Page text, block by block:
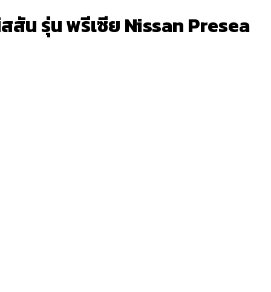
น รุ่น พรีเซีย Nissan Presea